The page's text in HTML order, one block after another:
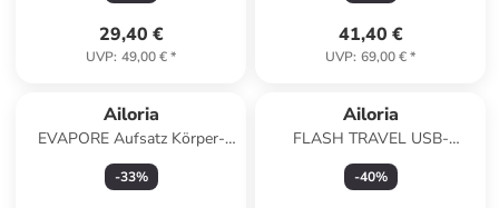
29,40 €
UVP: 49,00 €*
41,40 €
UVP: 69,00 €*
Ailoria
EVAPORE Aufsatz Körper-
Rasierer in weiß
-33%
Ailoria
FLASH TRAVEL USB-
Schallzahnbürste in roségold
-40%